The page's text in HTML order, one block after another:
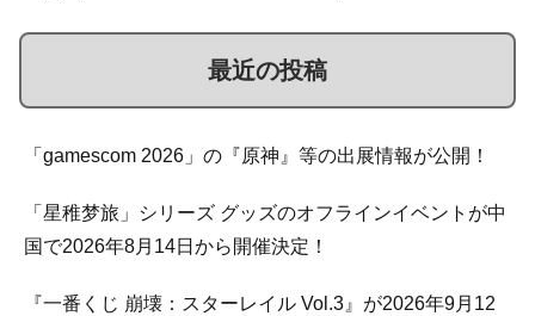
最近の投稿
「gamescom 2026」の『原神』等の出展情報が公開！
「星稚梦旅」シリーズ グッズのオフラインイベントが中
国で2026年8月14日から開催決定！
『一番くじ 崩壊：スターレイル Vol.3』が2026年9月12